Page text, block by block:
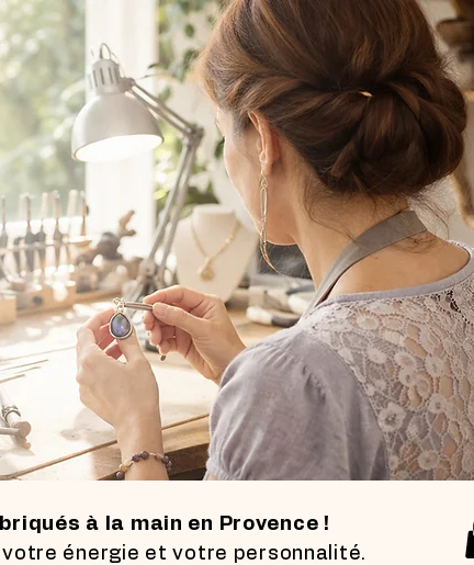
à la main en Provence !
énergie et votre personnalité.